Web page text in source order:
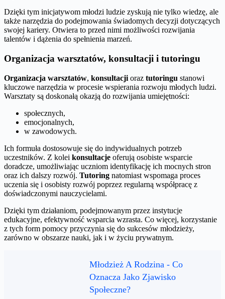
Dzięki tym inicjatywom młodzi ludzie zyskują nie tylko wiedzę, ale
także narzędzia do podejmowania świadomych decyzji dotyczących
swojej kariery. Otwiera to przed nimi możliwości rozwijania
talentów i dążenia do spełnienia marzeń.
Organizacja warsztatów, konsultacji i tutoringu
Organizacja warsztatów, konsultacji oraz tutoringu stanowi
kluczowe narzędzia w procesie wspierania rozwoju młodych ludzi.
Warsztaty są doskonałą okazją do rozwijania umiejętności:
społecznych,
emocjonalnych,
w zawodowych.
Ich formuła dostosowuje się do indywidualnych potrzeb
uczestników. Z kolei konsultacje oferują osobiste wsparcie
doradcze, umożliwiając uczniom identyfikację ich mocnych stron
oraz ich dalszy rozwój. Tutoring natomiast wspomaga proces
uczenia się i osobisty rozwój poprzez regularną współpracę z
doświadczonymi nauczycielami.
Dzięki tym działaniom, podejmowanym przez instytucje
edukacyjne, efektywność wsparcia wzrasta. Co więcej, korzystanie
z tych form pomocy przyczynia się do sukcesów młodzieży,
zarówno w obszarze nauki, jak i w życiu prywatnym.
Młodzież A Rodzina - Co
Oznacza Jako Zjawisko
Społeczne?